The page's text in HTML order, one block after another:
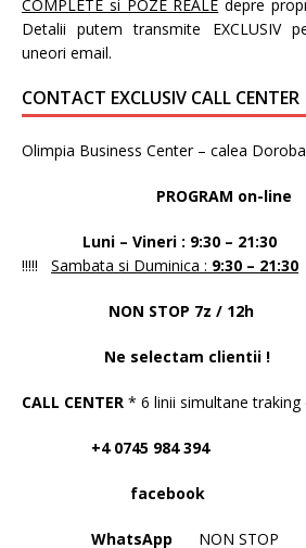
COMPLETE si POZE REALE depre
Detalii putem transmite EXCLUSIV
uneori email.
CONTACT EXCLUSIV CALL CENTER
Olimpia Business Center – calea
PROGRAM on-line
Luni – Vineri : 9:30 – 21:30
!!!!! Sambata si Duminica : 9:30 – 21:30
NON STOP 7z / 12h
Ne selectam clientii !
CALL CENTER * 6 linii simultane traking
+4 0745 984 394
facebook
WhatsApp NON STOP